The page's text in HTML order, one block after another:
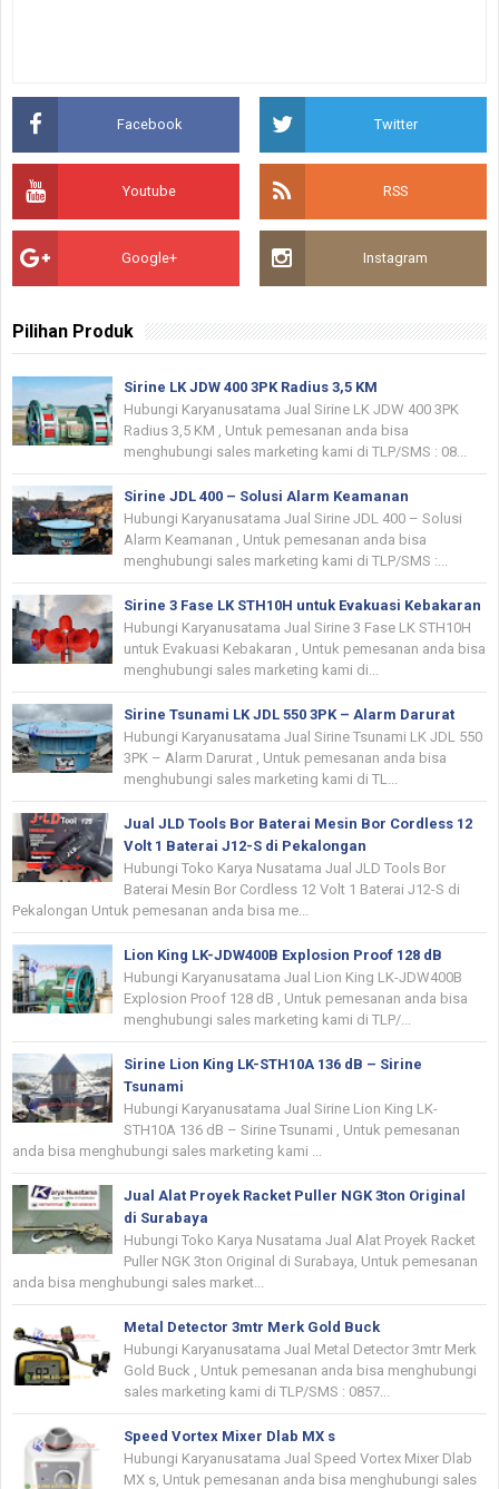
Facebook Twitter
Youtube RSS
Google+ Instagram
Pilihan Produk
Sirine LK JDW 400 3PK Radius 3,5 KM
Hubungi Karyanusatama Jual Sirine LK JDW 400 3PK
Radius 3,5 KM , Untuk pemesanan anda bisa
menghubungi sales marketing kami di TLP/SMS : 08...
Sirine JDL 400 – Solusi Alarm Keamanan
Hubungi Karyanusatama Jual Sirine JDL 400 – Solusi
Alarm Keamanan , Untuk pemesanan anda bisa
menghubungi sales marketing kami di TLP/SMS :...
Sirine 3 Fase LK STH10H untuk Evakuasi Kebakaran
Hubungi Karyanusatama Jual Sirine 3 Fase LK STH10H
untuk Evakuasi Kebakaran , Untuk pemesanan anda bisa
menghubungi sales marketing kami di...
Sirine Tsunami LK JDL 550 3PK – Alarm Darurat
Hubungi Karyanusatama Jual Sirine Tsunami LK JDL 550
3PK – Alarm Darurat , Untuk pemesanan anda bisa
menghubungi sales marketing kami di TL...
Jual JLD Tools Bor Baterai Mesin Bor Cordless 12
Volt 1 Baterai J12-S di Pekalongan
Hubungi Toko Karya Nusatama Jual JLD Tools Bor
Baterai Mesin Bor Cordless 12 Volt 1 Baterai J12-S di
Pekalongan Untuk pemesanan anda bisa me...
Lion King LK-JDW400B Explosion Proof 128 dB
Hubungi Karyanusatama Jual Lion King LK-JDW400B
Explosion Proof 128 dB , Untuk pemesanan anda bisa
menghubungi sales marketing kami di TLP/...
Sirine Lion King LK-STH10A 136 dB – Sirine
Tsunami
Hubungi Karyanusatama Jual Sirine Lion King LK-
STH10A 136 dB – Sirine Tsunami , Untuk pemesanan
anda bisa menghubungi sales marketing kami ...
Jual Alat Proyek Racket Puller NGK 3ton Original
di Surabaya
Hubungi Toko Karya Nusatama Jual Alat Proyek Racket
Puller NGK 3ton Original di Surabaya, Untuk pemesanan
anda bisa menghubungi sales market...
Metal Detector 3mtr Merk Gold Buck
Hubungi Karyanusatama Jual Metal Detector 3mtr Merk
Gold Buck , Untuk pemesanan anda bisa menghubungi
sales marketing kami di TLP/SMS : 0857...
Speed Vortex Mixer Dlab MX s
Hubungi Karyanusatama Jual Speed Vortex Mixer Dlab
MX s, Untuk pemesanan anda bisa menghubungi sales